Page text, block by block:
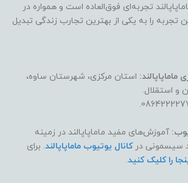
تجربه‌ای فوق‌العاده است و همواره در
تجربه را به یکی از بهترین تجارب زندگی تبدیل
استان مرکزی، شهرستان ساوه،
و استقلال.
آموزش‌های مفید ماماپاپالند در زمینه
سیسمونی درکانال یوتیوب ماماپاپالند. برای
را کلیک کنید.